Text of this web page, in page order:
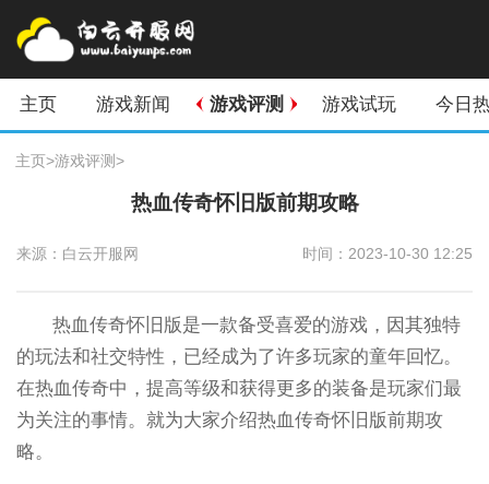
主页 游戏新闻 游戏评测 游戏试玩 今日
主页>游戏评测>
热血传奇怀旧版前期攻略
来源：白云开服网 时间：2023-10-30 12:25
热血传奇怀旧版是一款备受喜爱的游戏，因其独特
的玩法和社交特性，已经成为了许多玩家的童年回忆。
在热血传奇中，提高等级和获得更多的装备是玩家们最
为关注的事情。就为大家介绍热血传奇怀旧版前期攻
略。